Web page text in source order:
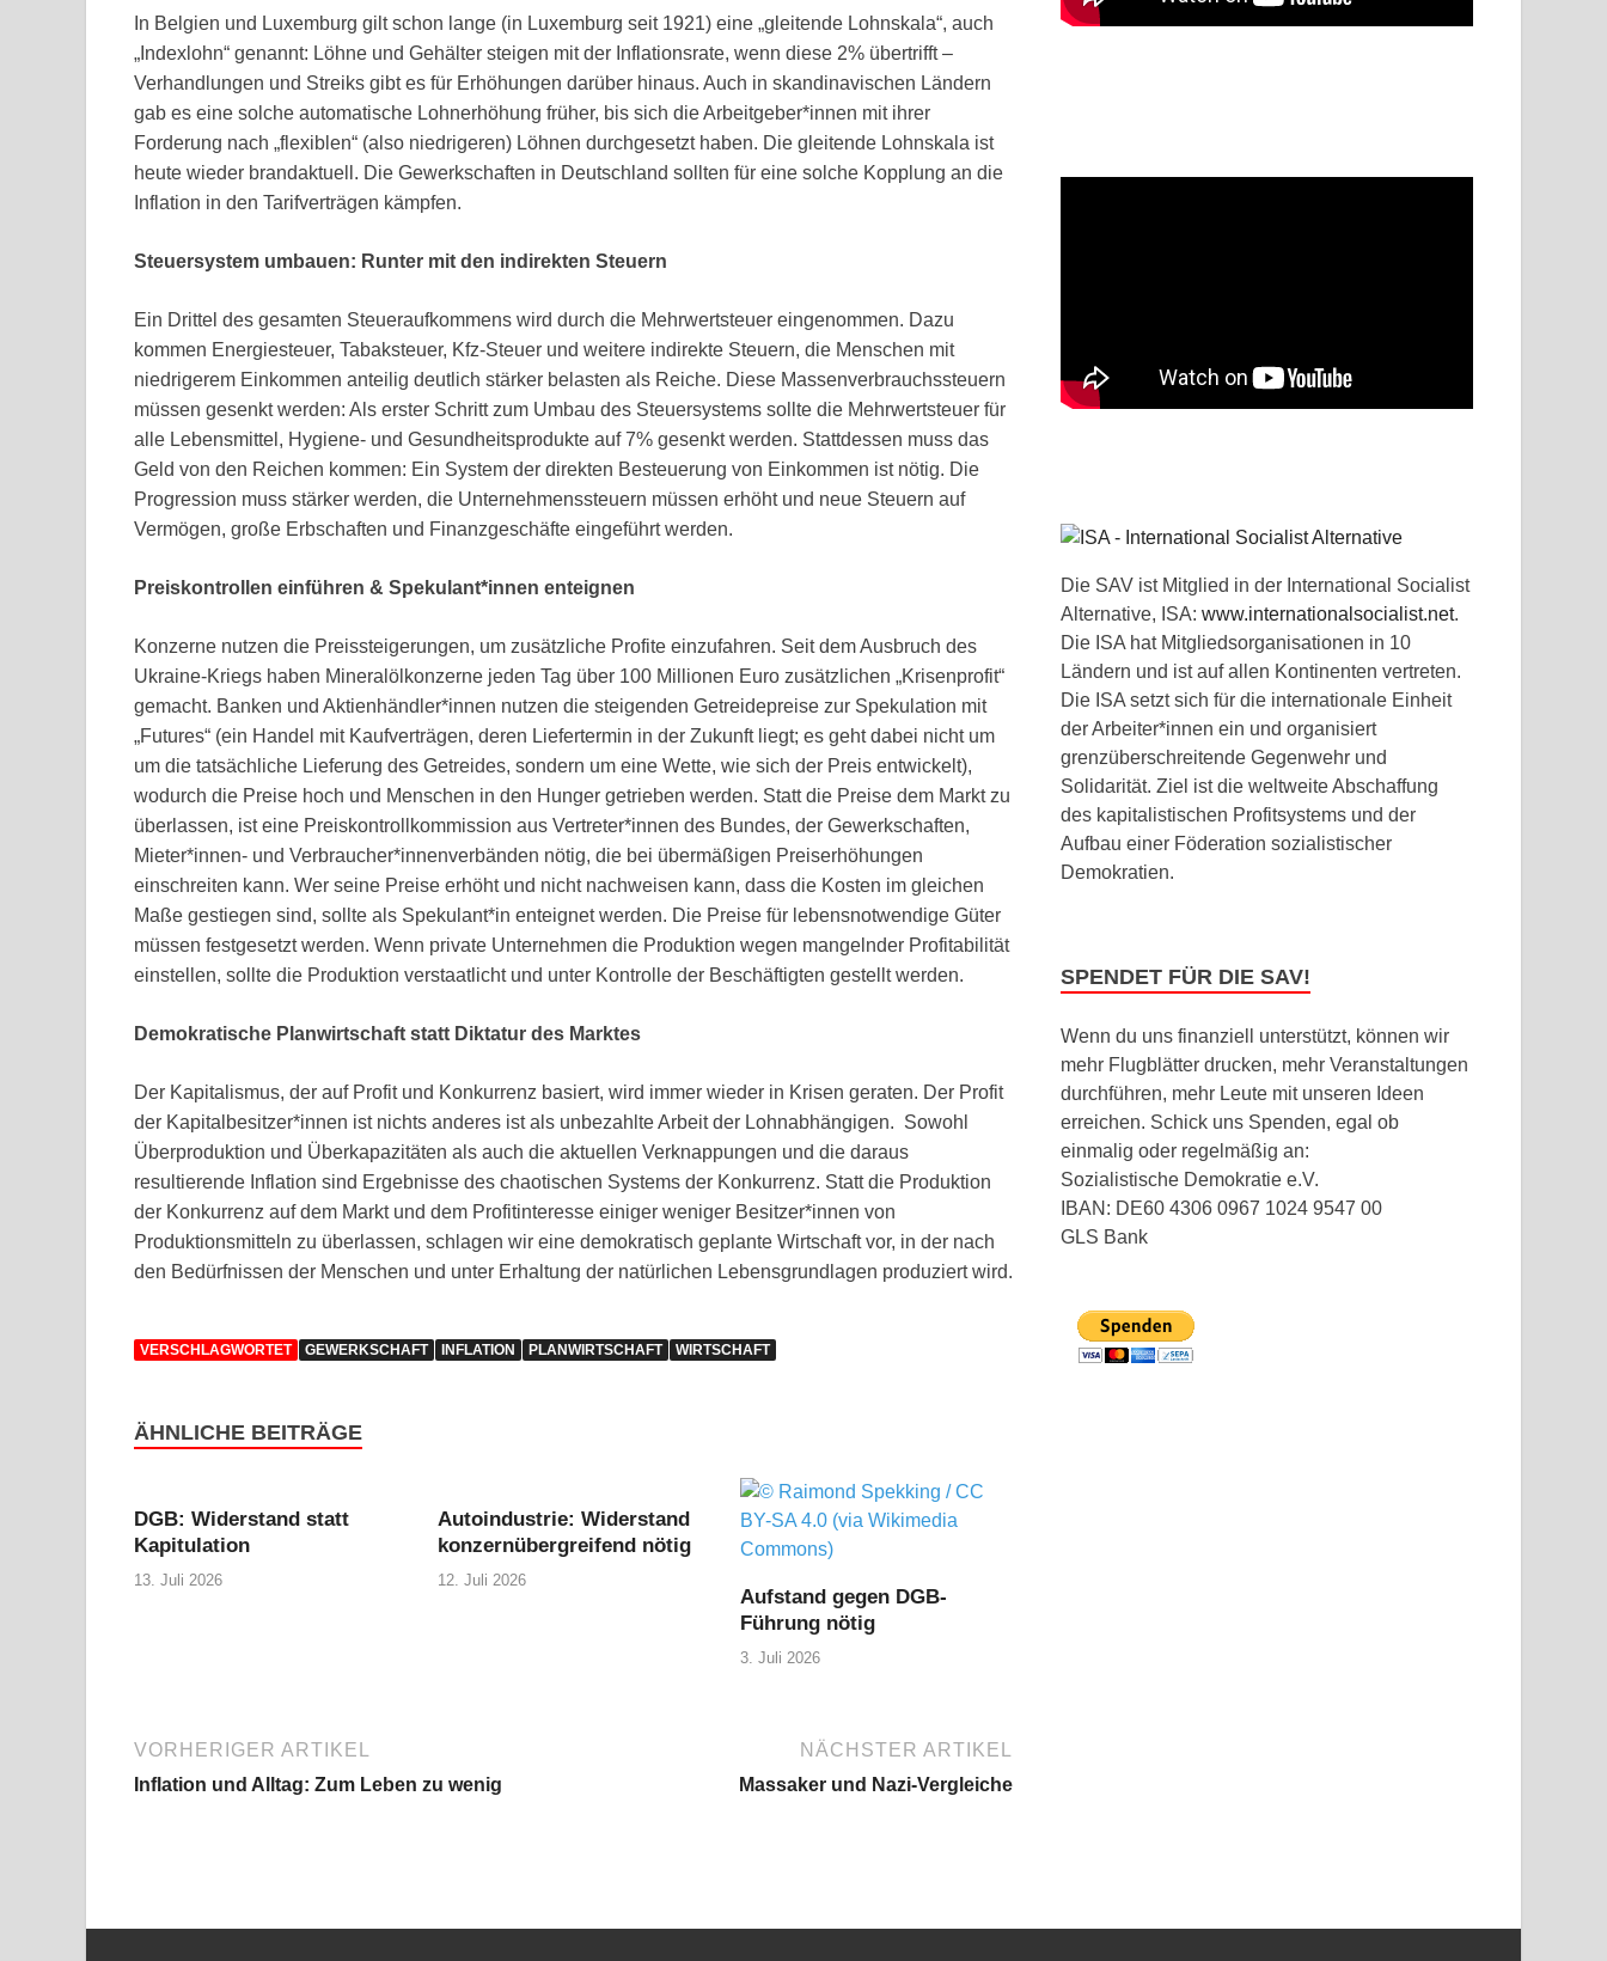
In Belgien und Luxemburg gilt schon lange (in Luxemburg seit 1921) eine „gleitende Lohnskala“, auch
„Indexlohn“ genannt: Löhne und Gehälter steigen mit der Inflationsrate, wenn diese 2% übertrifft –
Verhandlungen und Streiks gibt es für Erhöhungen darüber hinaus. Auch in skandinavischen Ländern
gab es eine solche automatische Lohnerhöhung früher, bis sich die Arbeitgeber*innen mit ihrer
Forderung nach „flexiblen“ (also niedrigeren) Löhnen durchgesetzt haben. Die gleitende Lohnskala ist
heute wieder brandaktuell. Die Gewerkschaften in Deutschland sollten für eine solche Kopplung an die
Inflation in den Tarifverträgen kämpfen.
Steuersystem umbauen: Runter mit den indirekten Steuern
Ein Drittel des gesamten Steueraufkommens wird durch die Mehrwertsteuer eingenommen. Dazu
kommen Energiesteuer, Tabaksteuer, Kfz-Steuer und weitere indirekte Steuern, die Menschen mit
niedrigerem Einkommen anteilig deutlich stärker belasten als Reiche. Diese Massenverbrauchssteuern
müssen gesenkt werden: Als erster Schritt zum Umbau des Steuersystems sollte die Mehrwertsteuer für
alle Lebensmittel, Hygiene- und Gesundheitsprodukte auf 7% gesenkt werden. Stattdessen muss das
Geld von den Reichen kommen: Ein System der direkten Besteuerung von Einkommen ist nötig. Die
Progression muss stärker werden, die Unternehmenssteuern müssen erhöht und neue Steuern auf
Vermögen, große Erbschaften und Finanzgeschäfte eingeführt werden.
Preiskontrollen einführen & Spekulant*innen enteignen
Konzerne nutzen die Preissteigerungen, um zusätzliche Profite einzufahren. Seit dem Ausbruch des
Ukraine-Kriegs haben Mineralölkonzerne jeden Tag über 100 Millionen Euro zusätzlichen „Krisenprofit“
gemacht. Banken und Aktienhändler*innen nutzen die steigenden Getreidepreise zur Spekulation mit
„Futures“ (ein Handel mit Kaufverträgen, deren Liefertermin in der Zukunft liegt; es geht dabei nicht um
um die tatsächliche Lieferung des Getreides, sondern um eine Wette, wie sich der Preis entwickelt),
wodurch die Preise hoch und Menschen in den Hunger getrieben werden. Statt die Preise dem Markt zu
überlassen, ist eine Preiskontrollkommission aus Vertreter*innen des Bundes, der Gewerkschaften,
Mieter*innen- und Verbraucher*innenverbänden nötig, die bei übermäßigen Preiserhöhungen
einschreiten kann. Wer seine Preise erhöht und nicht nachweisen kann, dass die Kosten im gleichen
Maße gestiegen sind, sollte als Spekulant*in enteignet werden. Die Preise für lebensnotwendige Güter
müssen festgesetzt werden. Wenn private Unternehmen die Produktion wegen mangelnder Profitabilität
einstellen, sollte die Produktion verstaatlicht und unter Kontrolle der Beschäftigten gestellt werden.
Demokratische Planwirtschaft statt Diktatur des Marktes
Der Kapitalismus, der auf Profit und Konkurrenz basiert, wird immer wieder in Krisen geraten. Der Profit
der Kapitalbesitzer*innen ist nichts anderes ist als unbezahlte Arbeit der Lohnabhängigen. Sowohl
Überproduktion und Überkapazitäten als auch die aktuellen Verknappungen und die daraus
resultierende Inflation sind Ergebnisse des chaotischen Systems der Konkurrenz. Statt die Produktion
der Konkurrenz auf dem Markt und dem Profitinteresse einiger weniger Besitzer*innen von
Produktionsmitteln zu überlassen, schlagen wir eine demokratisch geplante Wirtschaft vor, in der nach
den Bedürfnissen der Menschen und unter Erhaltung der natürlichen Lebensgrundlagen produziert wird.
VERSCHLAGWORTET GEWERKSCHAFT INFLATION PLANWIRTSCHAFT WIRTSCHAFT
ÄHNLICHE BEITRÄGE
DGB: Widerstand statt
Kapitulation
13. Juli 2026
Autoindustrie: Widerstand
konzernübergreifend nötig
12. Juli 2026
Aufstand gegen DGB-
Führung nötig
3. Juli 2026
VORHERIGER ARTIKEL
Inflation und Alltag: Zum Leben zu wenig
NÄCHSTER ARTIKEL
Massaker und Nazi-Vergleiche
Die SAV ist Mitglied in der International Socialist
Alternative, ISA:www.internationalsocialist.net.
Die ISA hat Mitgliedsorganisationen in 10
Ländern und ist auf allen Kontinenten vertreten.
Die ISA setzt sich für die internationale Einheit
der Arbeiter*innen ein und organisiert
grenzüberschreitende Gegenwehr und
Solidarität. Ziel ist die weltweite Abschaffung
des kapitalistischen Profitsystems und der
Aufbau einer Föderation sozialistischer
Demokratien.
SPENDET FÜR DIE SAV!
Wenn du uns finanziell unterstützt, können wir
mehr Flugblätter drucken, mehr Veranstaltungen
durchführen, mehr Leute mit unseren Ideen
erreichen. Schick uns Spenden, egal ob
einmalig oder regelmäßig an:
Sozialistische Demokratie e.V.
IBAN: DE60 4306 0967 1024 9547 00
GLS Bank